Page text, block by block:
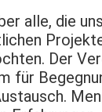
alle, die
Der
für